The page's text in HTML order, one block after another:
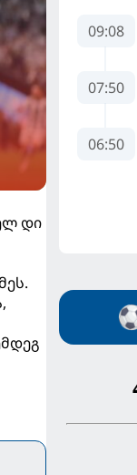
დი
09:08
07:50
06:50